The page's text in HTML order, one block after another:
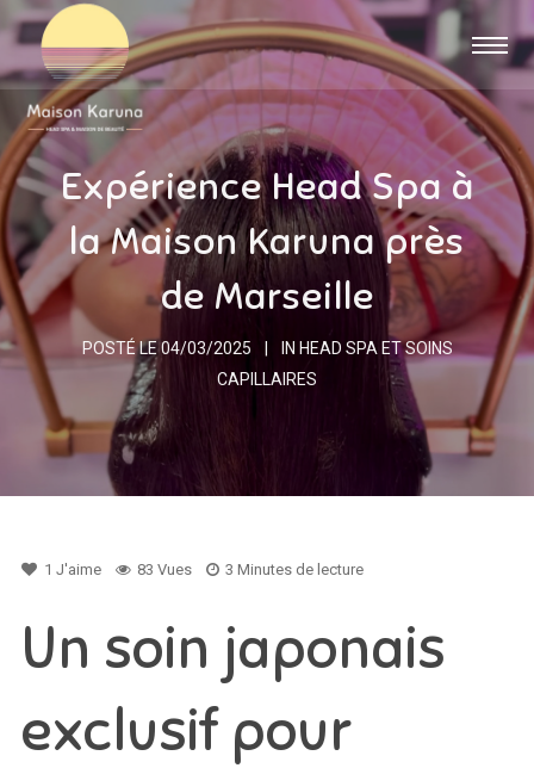
Expérience Head Spa à
la Maison Karuna près
de Marseille
POSTÉ LE 04/03/2025 IN HEAD SPA ET SOINS
CAPILLAIRES
1 J'aime 83 Vues 3 Minutes de lecture
Un soin japonais
exclusif pour